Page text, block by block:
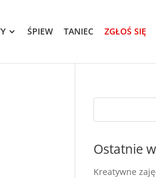
ŚPIEW TANIEC ZGŁOŚ SIĘ
Ostatnie
Kreatywne